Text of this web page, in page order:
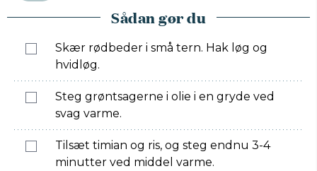
Sådan gør du
Skær rødbeder i små tern. Hak løg og
hvidløg.
Steg grøntsagerne i olie i en gryde ved
svag varme.
Tilsæt timian og ris, og steg endnu 3-4
minutter ved middel varme.